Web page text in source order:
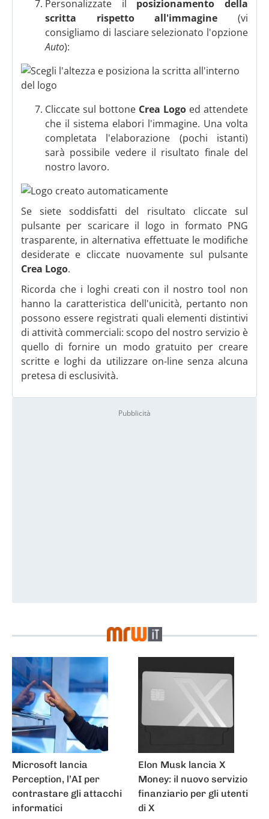
Personalizzate il posizionamento della
scritta rispetto all'immagine (vi
consigliamo di lasciare selezionato l'opzione
Auto):
Cliccate sul bottone Crea Logo ed attendete
che il sistema elabori l'immagine. Una volta
completata l'elaborazione (pochi istanti)
sarà possibile vedere il risultato finale del
nostro lavoro.
Se siete soddisfatti del risultato cliccate sul
pulsante per scaricare il logo in formato PNG
trasparente, in alternativa effettuate le modifiche
desiderate e cliccate nuovamente sul pulsante
Crea Logo.
Ricorda che i loghi creati con il nostro tool non
hanno la caratteristica dell'unicità, pertanto non
possono essere registrati quali elementi distintivi
di attività commerciali: scopo del nostro servizio è
quello di fornire un modo gratuito per creare
scritte e loghi da utilizzare on-line senza alcuna
pretesa di esclusività.
Pubblicità
News
Microsoft lancia
Perception, l’AI per
contrastare gli attacchi
informatici
Elon Musk lancia X
Money: il nuovo servizio
finanziario per gli utenti
di X